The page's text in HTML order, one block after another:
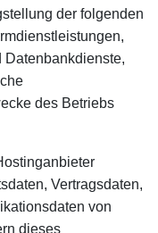
der folgenden
Datenbankdienste,
des Betriebs
Vertragsdaten,
von
dieses